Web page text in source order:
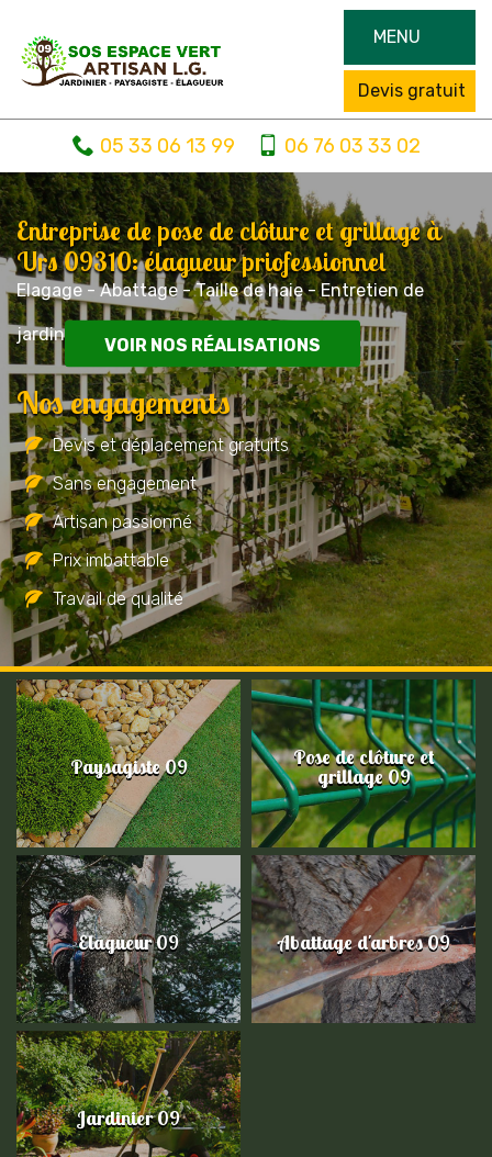
MENU
Devis gratuit
05 33 06 13 99 06 76 03 33 02
Entreprise de pose de clôture et grillage à
Urs 09310: élagueur priofessionnel
Elagage - Abattage - Taille de haie - Entretien de
jardin
VOIR NOS RÉALISATIONS
Nos engagements
Devis et déplacement gratuits
Sans engagement
Artisan passionné
Prix imbattable
Travail de qualité
Paysagiste 09 Pose de clôture et
grillage 09
Elagueur 09 Abattage d'arbres 09
Jardinier 09